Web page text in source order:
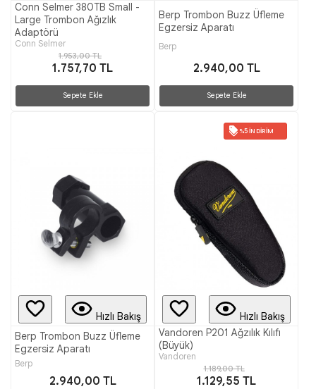
Conn Selmer 380TB Small -
Large Trombon Ağızlık
Adaptörü
Conn Selmer
1.953,00 TL
1.757,70 TL
Sepete Ekle
Berp Trombon Buzz Üfleme
Egzersiz Aparatı
Berp
2.940,00 TL
Sepete Ekle
Hızlı Bakış
Berp Trombon Buzz Üfleme
Egzersiz Aparatı
Berp
2.940,00 TL
%5 İNDIRIM
Hızlı Bakış
Vandoren P201 Ağzılık Kılıfı
(Büyük)
Vandoren
1.189,00 TL
1.129,55 TL